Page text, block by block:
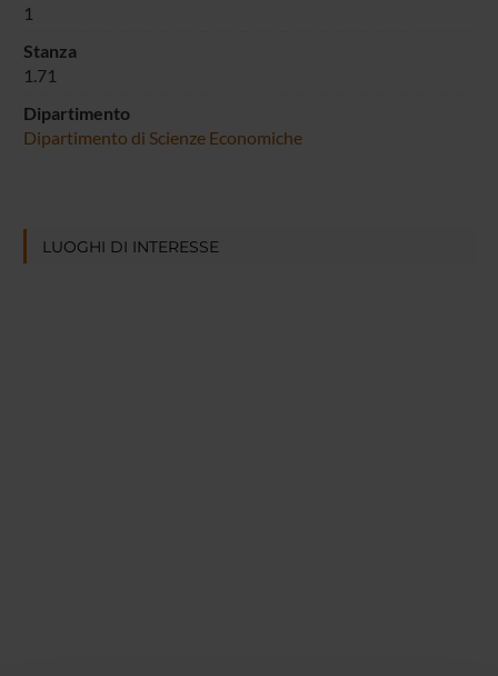
1
Stanza
1.71
Dipartimento
Dipartimento di Scienze Economiche
LUOGHI DI INTERESSE